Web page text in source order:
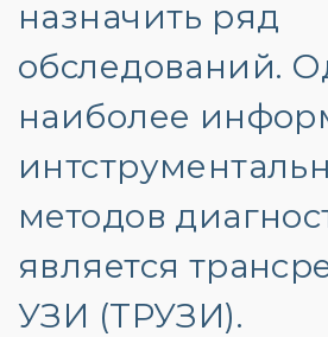
назначить ряд
обследований.
наиболее
методов
является
УЗИ (ТРУЗИ).